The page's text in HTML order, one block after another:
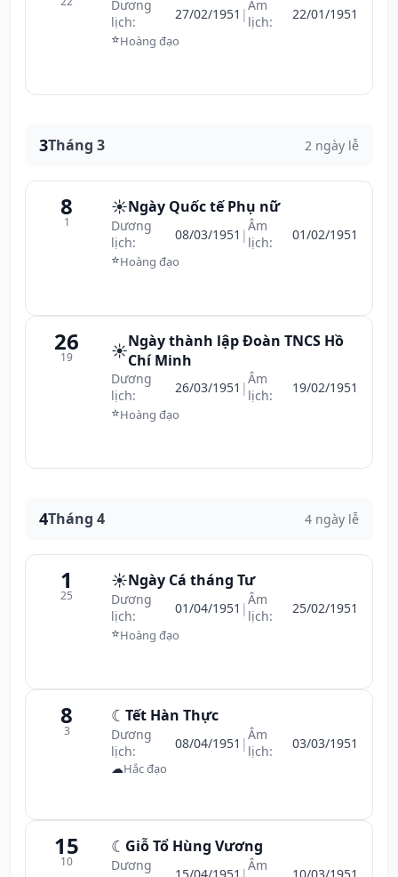
Dương
lịch:
27/02/1951 |Âm
lịch:
22/01/1951
⭐Hoàng đạo
3Tháng 3 2 ngày lễ
8
1
☀️Ngày Quốc tế Phụ nữ
Dương
lịch:
08/03/1951 |Âm
lịch:
01/02/1951
⭐Hoàng đạo
26
19 ☀️Ngày thành lập Đoàn TNCS Hồ
Chí Minh
Dương
lịch:
26/03/1951 |Âm
lịch:
19/02/1951
⭐Hoàng đạo
4Tháng 4 4 ngày lễ
1
25
☀️Ngày Cá tháng Tư
Dương
lịch:
01/04/1951 |Âm
lịch:
25/02/1951
⭐Hoàng đạo
8
3
☾ Tết Hàn Thực
Dương
lịch:
08/04/1951 |Âm
lịch:
03/03/1951
☁Hắc đạo
15
10
☾ Giỗ Tổ Hùng Vương
Dương
15/04/1951 |Âm
10/03/1951